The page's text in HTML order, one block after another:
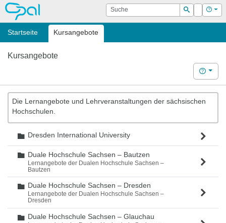
OPAL Suche
Suchen
Login Hilfe
Startseite Kursangebote
Kursangebote
Hilfe
Die Lernangebote und Lehrveranstaltungen der sächsischen
Hochschulen.
Ordner
Dresden International University
Ordner
Duale Hochschule Sachsen – Bautzen
Lernangebote der Dualen Hochschule Sachsen –
Bautzen
Ordner
Duale Hochschule Sachsen – Dresden
Lernangebote der Dualen Hochschule Sachsen –
Dresden
Ordner
Duale Hochschule Sachsen – Glauchau